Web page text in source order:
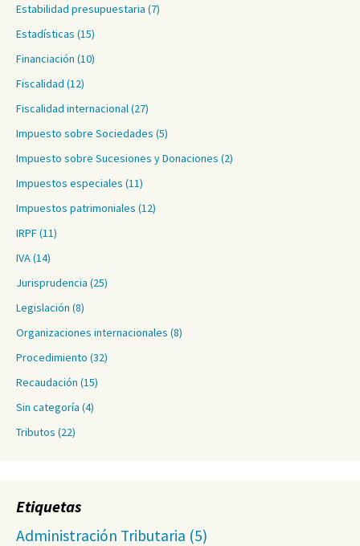
Estabilidad presupuestaria (7)
Estadísticas (15)
Financiación (10)
Fiscalidad (12)
Fiscalidad internacional(27)
Impuesto sobre Sociedades (5)
Impuesto sobre Sucesiones y Donaciones (2)
Impuestos especiales (11)
Impuestos patrimoniales (12)
IRPF(11)
IVA(14)
Jurisprudencia (25)
Legislación (8)
Organizaciones internacionales (8)
Procedimiento (32)
Recaudación (15)
Sin categoría (4)
Tributos (22)
Etiquetas
Administración Tributaria (5)